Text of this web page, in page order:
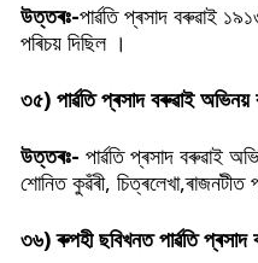
উত্তৰঃ-পাৰ্ৱতি প্ৰসাদ বৰুৱাই
পৰিচয় দিছিল ।
৩৫) পাৰ্ৱতি প্ৰসাদ বৰুৱাই
উত্তৰঃ- পাৰ্ৱতি প্ৰসাদ বৰুৱাই
শোনিত কুৱঁৰী,
৩৬) ৰুপহী ছবিখনতপাৰ্ৱতি